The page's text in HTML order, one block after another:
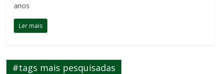
anos
Ler mais
#tags mais pesquisadas